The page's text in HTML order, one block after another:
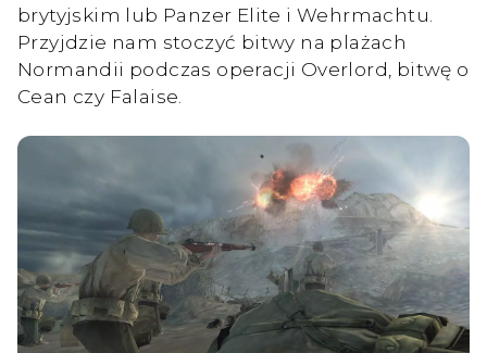
brytyjskim lub Panzer Elite i Wehrmachtu.
Przyjdzie nam stoczyć bitwy na plażach
Normandii podczas operacji Overlord, bitwę o
Cean czy Falaise.